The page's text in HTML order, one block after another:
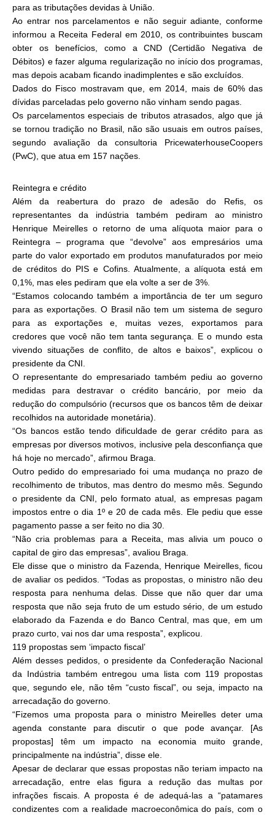
para as tributações devidas à União.
Ao entrar nos parcelamentos e não seguir adiante, conforme
informou a Receita Federal em 2010, os contribuintes buscam
obter os benefícios, como a CND (Certidão Negativa de
Débitos) e fazer alguma regularização no início dos programas,
mas depois acabam ficando inadimplentes e são excluídos.
Dados do Fisco mostravam que, em 2014, mais de 60% das
dívidas parceladas pelo governo não vinham sendo pagas.
Os parcelamentos especiais de tributos atrasados, algo que já
se tornou tradição no Brasil, não são usuais em outros países,
segundo avaliação da consultoria PricewaterhouseCoopers
(PwC), que atua em 157 nações.
Reintegra e crédito
Além da reabertura do prazo de adesão do Refis, os
representantes da indústria também pediram ao ministro
Henrique Meirelles o retorno de uma alíquota maior para o
Reintegra – programa que “devolve” aos empresários uma
parte do valor exportado em produtos manufaturados por meio
de créditos do PIS e Cofins. Atualmente, a alíquota está em
0,1%, mas eles pediram que ela volte a ser de 3%.
“Estamos colocando também a importância de ter um seguro
para as exportações. O Brasil não tem um sistema de seguro
para as exportações e, muitas vezes, exportamos para
credores que você não tem tanta segurança. E o mundo esta
vivendo situações de conflito, de altos e baixos”, explicou o
presidente da CNI.
O representante do empresariado também pediu ao governo
medidas para destravar o crédito bancário, por meio da
redução do compulsório (recursos que os bancos têm de deixar
recolhidos na autoridade monetária).
“Os bancos estão tendo dificuldade de gerar crédito para as
empresas por diversos motivos, inclusive pela desconfiança que
há hoje no mercado”, afirmou Braga.
Outro pedido do empresariado foi uma mudança no prazo de
recolhimento de tributos, mas dentro do mesmo mês. Segundo
o presidente da CNI, pelo formato atual, as empresas pagam
impostos entre o dia 1º e 20 de cada mês. Ele pediu que esse
pagamento passe a ser feito no dia 30.
“Não cria problemas para a Receita, mas alivia um pouco o
capital de giro das empresas”, avaliou Braga.
Ele disse que o ministro da Fazenda, Henrique Meirelles, ficou
de avaliar os pedidos. “Todas as propostas, o ministro não deu
resposta para nenhuma delas. Disse que não quer dar uma
resposta que não seja fruto de um estudo sério, de um estudo
elaborado da Fazenda e do Banco Central, mas que, em um
prazo curto, vai nos dar uma resposta”, explicou.
119 propostas sem ‘impacto fiscal’
Além desses pedidos, o presidente da Confederação Nacional
da Indústria também entregou uma lista com 119 propostas
que, segundo ele, não têm “custo fiscal”, ou seja, impacto na
arrecadação do governo.
“Fizemos uma proposta para o ministro Meirelles deter uma
agenda constante para discutir o que pode avançar. [As
propostas] têm um impacto na economia muito grande,
principalmente na indústria”, disse ele.
Apesar de declarar que essas propostas não teriam impacto na
arrecadação, entre elas figura a redução das multas por
infrações fiscais. A proposta é de adequá-las a “patamares
condizentes com a realidade macroeconômica do país, com o